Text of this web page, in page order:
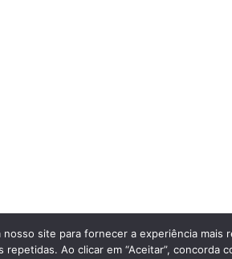
nosso site para fornecer a experiência mais
repetidas. Ao clicar em “Aceitar”, concorda